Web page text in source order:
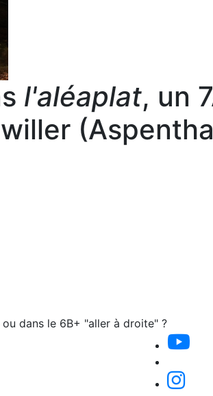
l'aléaplat, un
dans le 6B+ "aller à droite" ?